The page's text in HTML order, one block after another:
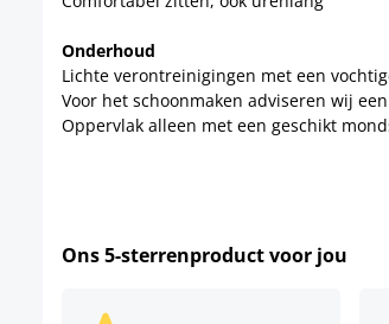
Onderhoud
Lichte verontreinigingen met een
Voor het schoonmaken adviseren wij
Oppervlak alleen met een geschikt
Ons 5-sterrenproduct voor jou